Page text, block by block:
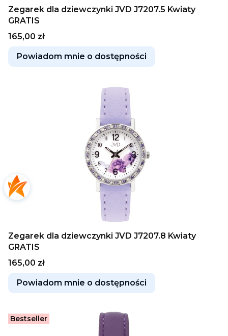
Zegarek dla dziewczynki JVD J7207.5 Kwiaty
GRATIS
Cena
165,00 zł
Powiadom mnie o dostępności
Zegarek dla dziewczynki JVD J7207.8 Kwiaty
GRATIS
Cena
165,00 zł
Powiadom mnie o dostępności
Bestseller